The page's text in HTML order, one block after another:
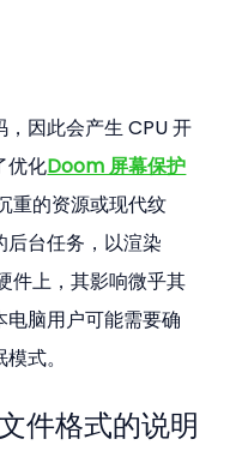
因此会产生 CPU 开
优化Doom 屏幕保护
重的资源或现代纹
台任务，以渲染
件上，其影响微乎其
脑用户可能需要确
式。
件格式的说明